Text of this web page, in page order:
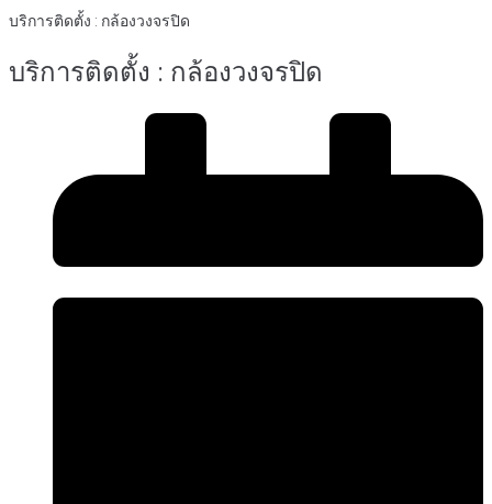
บริการติดตั้ง : กล้องวงจรปิด
บริการติดตั้ง : กล้องวงจรปิด